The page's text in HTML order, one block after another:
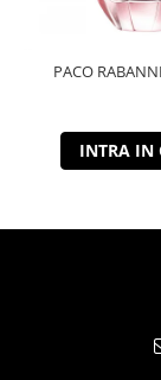
PACO
INTRA IN